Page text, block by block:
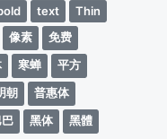
text
Thin
像素
免费
寒蝉
平方
朝
普惠体
黑体 黑體